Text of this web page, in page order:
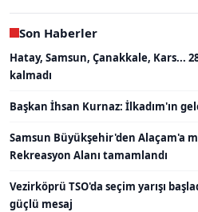
Son Haberler
Hatay, Samsun, Çanakkale, Kars...
kalmadı
Başkan İhsan Kurnaz: İlkadım'ın
Samsun Büyükşehir'den Alaçam'a
Rekreasyon Alanı tamamlandı
Vezirköprü TSO'da seçim yarışı
güçlü mesaj